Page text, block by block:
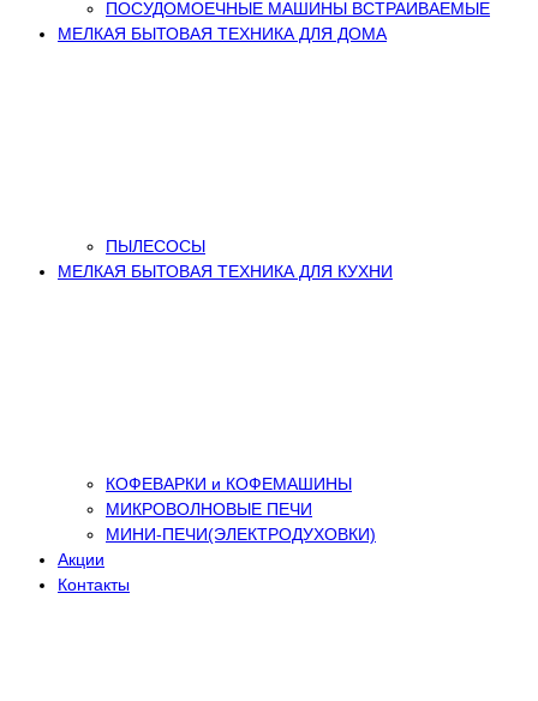
ПОСУДОМОЕЧНЫЕ МАШИНЫ ВСТРАИВАЕМЫЕ
МЕЛКАЯ БЫТОВАЯ ТЕХНИКА ДЛЯ ДОМА
ПЫЛЕСОСЫ
МЕЛКАЯ БЫТОВАЯ ТЕХНИКА ДЛЯ КУХНИ
КОФЕВАРКИ и КОФЕМАШИНЫ
МИКРОВОЛНОВЫЕ ПЕЧИ
МИНИ-ПЕЧИ(ЭЛЕКТРОДУХОВКИ)
Акции
Контакты